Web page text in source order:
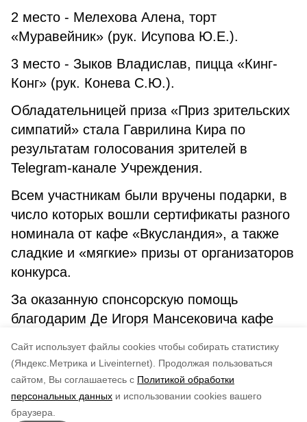
Cайт использует файлы cookies чтобы собирать статистику
(Яндекс.Метрика и Liveinternet).
Продолжая пользоваться
сайтом, Вы соглашаетесь с Политикой обработки
персональных данных и использовании cookies вашего
браузера.
2 место - Мелехова Алена, торт
«Муравейник» (рук. Исупова Ю.Е.).
3 место - Зыков Владислав, пицца «Кинг-
Конг» (рук. Конева С.Ю.).
Обладательницей приза «Приз зрительских
симпатий» стала Гаврилина Кира по
результатам голосования зрителей в
Telegram-канале Учреждения.
Всем участникам были вручены подарки, в
число которых вошли сертификаты разного
номинала от кафе «Вкусландия», а также
сладкие и «мягкие» призы от организаторов
конкурса.
За оказанную спонсорскую помощь
благодарим Де Игоря Мансековича кафе
благополучия, учачи и процветания!
по оценке